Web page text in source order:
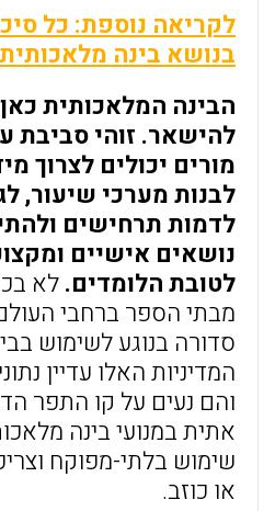
לקריאה נוספת: כל
בנושא בינה מלאכותית
הבינה המלאכותית
להישאר. זוהי סביבת
מורים יכולים לצרוך
לבנות מערכי שיעור,
לדמות תרחישים
נושאים אישיים
לטובת הלומדים.
מבתי הספר ברחבי
סדורה בנוגע לשימוש
המדיניות האלו עדיין
והם נעים על קו התפר
אתית במנועי בינה
שימוש בלתי-מפוקח
או כוזב.